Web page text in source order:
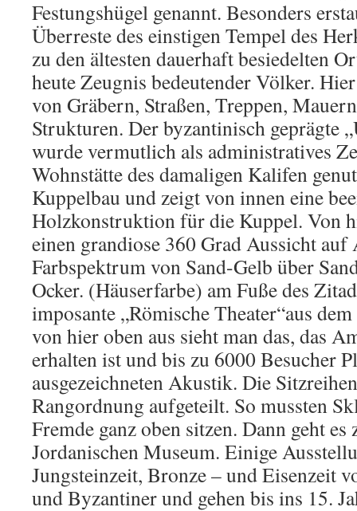
Festungshügel genannt. Besonders
Überreste des einstigen Tempel des
zu den ältesten dauerhaft besiedelten
heute Zeugnis bedeutender Völker.
von Gräbern, Straßen, Treppen,
Strukturen. Der byzantinisch geprägte
wurde vermutlich als administratives
Wohnstätte des damaligen Kalifen
Kuppelbau und zeigt von innen eine
Holzkonstruktion für die Kuppel. Von
einen grandiose 360 Grad Aussicht
Farbspektrum von Sand-Gelb über
Ocker. (Häuserfarbe) am Fuße des
imposante „Römische Theater“aus
von hier oben aus sieht man das, das
erhalten ist und bis zu 6000 Besucher
ausgezeichneten Akustik. Die
Rangordnung aufgeteilt. So mussten
Fremde ganz oben sitzen. Dann geht es
Jordanischen Museum. Einige
Jungsteinzeit, Bronze – und Eisenzeit
und Byzantiner und gehen bis ins 15.